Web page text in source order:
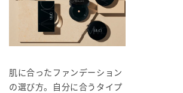
肌に合ったファンデーション
の選び方。自分に合うタイプ